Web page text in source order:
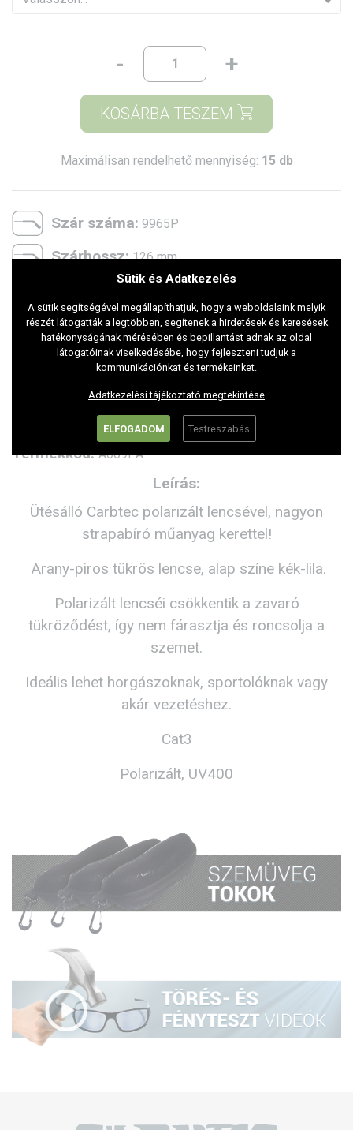
- +
KOSÁRBA TESZEM
Maximálisan rendelhető mennyiség: 15 db
Szár száma: 9965P
Szárhossz: 126 mm
Két lencse közti távolság: 0 mm
2 szár közötti távolság: 107 mm
Lencse magasság: 59 mm
Lencse szélesség: 70 mm
Termékkód:A009PA
Leírás:
Ütésálló Carbtec polarizált lencsével, nagyon
strapabíró műanyag kerettel!
Arany-piros tükrös lencse, alap színe kék-lila.
Polarizált lencséi csökkentik a zavaró
tükröződést, így nem fárasztja és roncsolja a
szemet.
Ideális lehet horgászoknak, sportolóknak vagy
akár vezetéshez.
Cat3
Polarizált, UV400
Sütik és Adatkezelés
A sütik segítségével megállapíthatjuk, hogy a weboldalaink melyik
részét látogatták a legtöbben, segítenek a hirdetések és keresések
hatékonyságának mérésében és bepillantást adnak az oldal
látogatóinak viselkedésébe, hogy fejleszteni tudjuk a
kommunikációnkat és termékeinket.
Adatkezelési tájékoztató megtekintése
ELFOGADOM Testreszabás